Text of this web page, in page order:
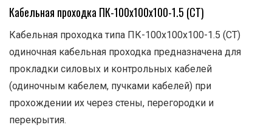
Кабельная проходка ПК-100х100х100-1.5 (СТ)
Кабельная проходка типа ПК-100х100х100-1.5 (СТ)
одиночная кабельная проходка предназначена для
прокладки силовых и контрольных кабелей
(одиночным кабелем, пучками кабелей) при
прохождении их через стены, перегородки и
перекрытия.